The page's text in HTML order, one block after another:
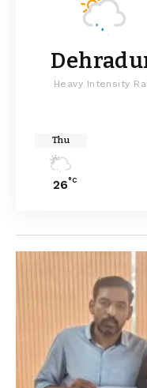
Heavy Intensity
Thu
26°C